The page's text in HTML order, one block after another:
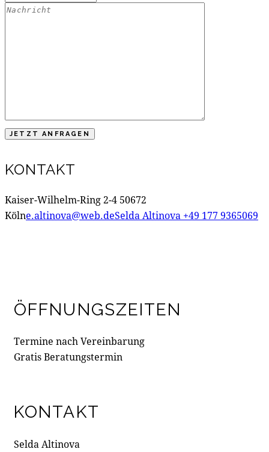
KONTAKT
Kaiser-Wilhelm-Ring 2-4 50672
Kölne.altinova@web.deSelda Altinova +49 177 9365069
ÖFFNUNGSZEITEN
Termine nach Vereinbarung
Gratis Beratungstermin
KONTAKT
Selda Altinova